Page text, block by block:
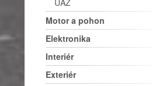
UAZ
Motor a pohon
Elektronika
Interiér
Exteriér